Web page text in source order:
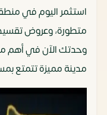
استثمر اليوم في
متطورة، وعروض
وحدتك الآن في أهم
مدينة مميزة تتمتع